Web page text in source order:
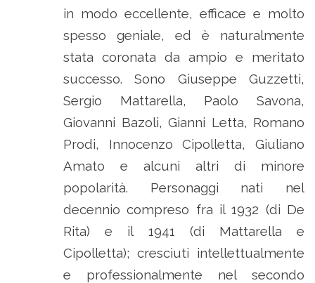
in modo eccellente, efficace e molto
spesso geniale, ed è naturalmente
stata coronata da ampio e meritato
successo. Sono Giuseppe Guzzetti,
Sergio Mattarella, Paolo Savona,
Giovanni Bazoli, Gianni Letta, Romano
Prodi, Innocenzo Cipolletta, Giuliano
Amato e alcuni altri di minore
popolarità. Personaggi nati nel
decennio compreso fra il 1932 (di De
Rita) e il 1941 (di Mattarella e
Cipolletta); cresciuti intellettualmente
e professionalmente nel secondo